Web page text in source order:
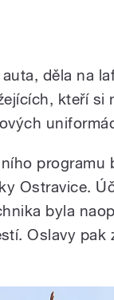
děla na
kteří si
programu
Ostravice.
byla
Oslavy pak